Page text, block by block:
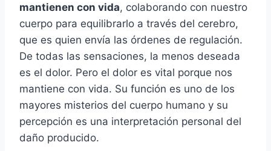
mantienen con vida, colaborando con nuestro
cuerpo para equilibrarlo a través del cerebro,
que es quien envía las órdenes de regulación.
De todas las sensaciones, la menos deseada
es el dolor. Pero el dolor es vital porque nos
mantiene con vida. Su función es uno de los
mayores misterios del cuerpo humano y su
percepción es una interpretación personal del
daño producido.